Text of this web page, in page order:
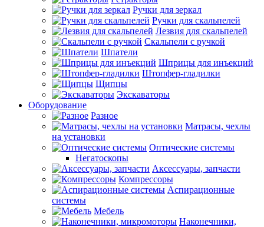
Ручки для зеркал
Ручки для скальпелей
Лезвия для скальпелей
Скальпели с ручкой
Шпатели
Шприцы для инъекций
Штопфер-гладилки
Щипцы
Экскаваторы
Оборудование
Разное
Матрасы, чехлы
на установки
Оптические системы
Негатоскопы
Аксессуары, запчасти
Компрессоры
Аспирационные
системы
Мебель
Наконечники,